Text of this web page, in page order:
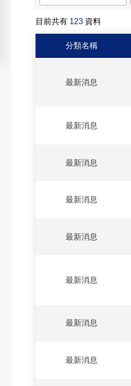
目前共有 123 資料
分類名稱
最新消息
最新消息
最新消息
最新消息
最新消息
最新消息
最新消息
最新消息